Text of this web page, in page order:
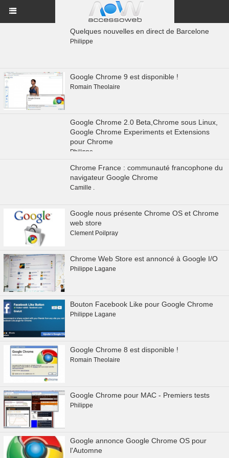
Quelques nouvelles en direct de Barcelone
Philippe
Google Chrome 9 est disponible !
Romain Theolaire
Google Chrome 2.0 Beta,Chrome sous Linux,
Google Chrome Experiments et Extensions
pour Chrome
Philippe
Chrome France : communauté francophone du
navigateur Google Chrome
Camille .
Google nous présente Chrome OS et Chrome
web store
Clement Poilpray
Chrome Web Store est annoncé à Google I/O
Philippe Lagane
Bouton Facebook Like pour Google Chrome
Philippe Lagane
Google Chrome 8 est disponible !
Romain Theolaire
Google Chrome pour MAC - Premiers tests
Philippe
Google annonce Google Chrome OS pour
l'Automne